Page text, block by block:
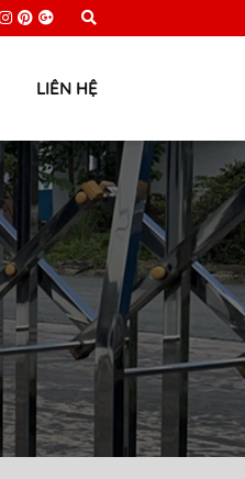
LIÊN HỆ